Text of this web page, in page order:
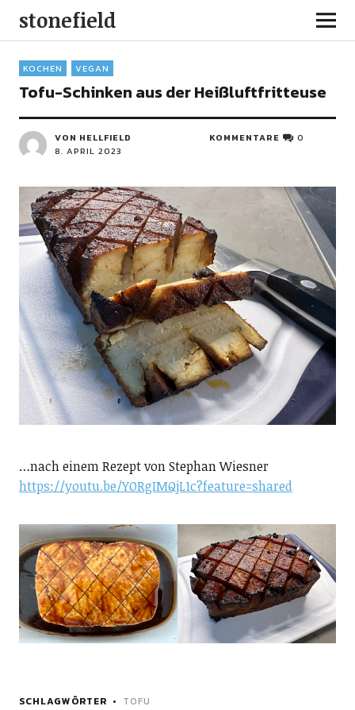
stonefield
KOCHEN VEGAN
Tofu-Schinken aus der Heißluftfritteuse
VON HELLFIELD
8. APRIL 2023
KOMMENTARE 0
…nach einem Rezept von Stephan Wiesner
https://youtu.be/YORgIMQjL1c?feature=shared
SCHLAGWÖRTER TOFU